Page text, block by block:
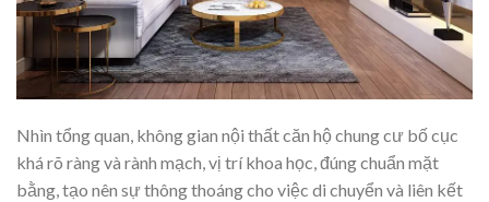
Nhìn tổng quan, không gian nội thất căn hộ chung cư bố cục
khá rõ ràng và rành mạch, vị trí khoa học, đúng chuẩn mặt
bằng, tạo nên sự thông thoáng cho việc di chuyển và liên kết